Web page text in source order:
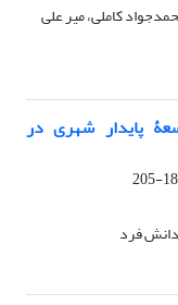
کاملی، میر علی
پایدار شهری در
دانش فرد